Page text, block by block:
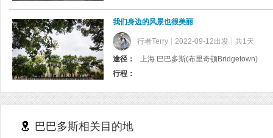
我们身边的风景也很美丽
行者Terry 2022-09-12出发 共1天
途径：
上海 巴巴多斯(布里奇顿Bridgetown)
行程：
巴巴多斯相关目的地